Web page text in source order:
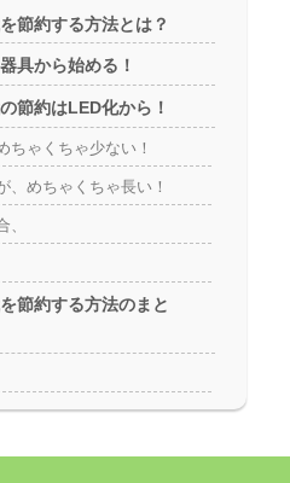
節約する方法とは？
具から始める！
節約はLED化から！
ちゃくちゃ少ない！
、めちゃくちゃ長い！
節約する方法のまと